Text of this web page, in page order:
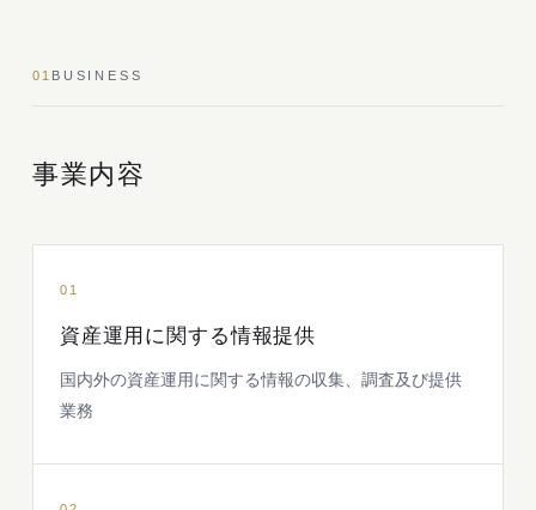
01 BUSINESS
事業内容
01
資産運用に関する情報提供
国内外の資産運用に関する情報の収集、調査及び提供
業務